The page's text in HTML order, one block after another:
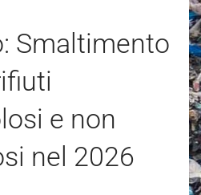
Smaltimento
e non
nel 2026